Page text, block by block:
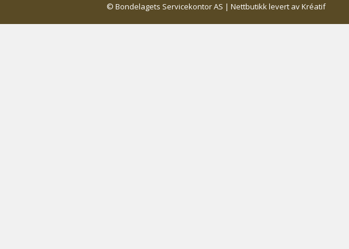
© Bondelagets Servicekontor AS | Nettbutikk levert av Kréatif